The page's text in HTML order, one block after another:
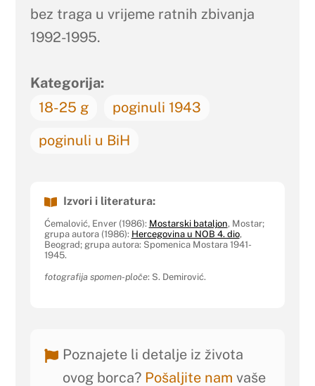
bez traga u vrijeme ratnih zbivanja
1992-1995.
Kategorija:
18-25 g
poginuli 1943
poginuli u BiH
Izvori i literatura:
Ćemalović, Enver (1986): Mostarski bataljon, Mostar;
grupa autora (1986): Hercegovina u NOB 4. dio,
Beograd; grupa autora: Spomenica Mostara 1941-
1945.
fotografija spomen-ploče: S. Demirović.
Poznajete li detalje iz života
ovog borca? Pošaljite nam vaše